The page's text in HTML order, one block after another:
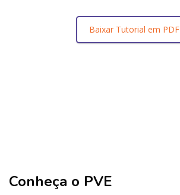
Baixar Tutorial em PDF
Pular [Cieds] Sobre (Texto com Imagem)
Conheça o PVE